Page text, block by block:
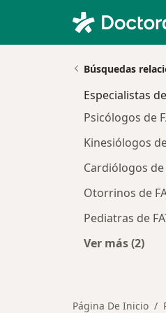
Búsquedas
Especialistas
Psicólogos de
Kinesiólogos
Cardiólogos de
Otorrinos de
Pediatras de
Ver más (2)
Página De Inicio